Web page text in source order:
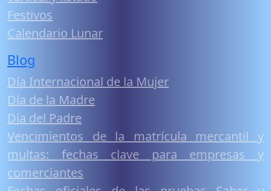
Festivos
Calendario Lunar
Blog
Día Internacional de la Mujer
Día de la Madre
Día del Padre
Vencimientos de la matrícula mercantil y
multas: fechas clave para empresas y
comerciantes